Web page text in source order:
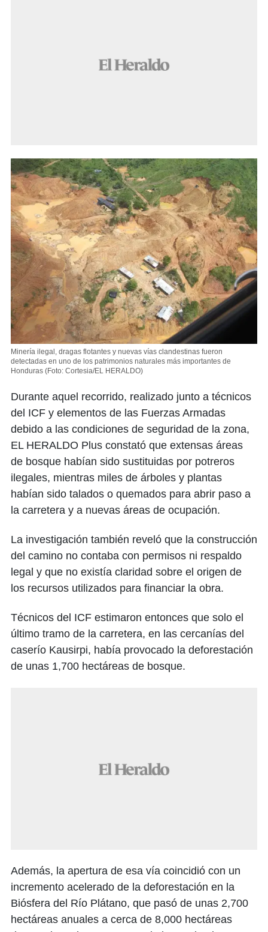
Minería ilegal, dragas flotantes y nuevas vías clandestinas fueron
detectadas en uno de los patrimonios naturales más importantes de
Honduras (Foto: Cortesia/EL HERALDO)
Durante aquel recorrido, realizado junto a técnicos
del ICF y elementos de las Fuerzas Armadas
debido a las condiciones de seguridad de la zona,
EL HERALDO Plus constató que extensas áreas
de bosque habían sido sustituidas por potreros
ilegales, mientras miles de árboles y plantas
habían sido talados o quemados para abrir paso a
la carretera y a nuevas áreas de ocupación.
La investigación también reveló que la construcción
del camino no contaba con permisos ni respaldo
legal y que no existía claridad sobre el origen de
los recursos utilizados para financiar la obra.
Técnicos del ICF estimaron entonces que solo el
último tramo de la carretera, en las cercanías del
caserío Kausirpi, había provocado la deforestación
de unas 1,700 hectáreas de bosque.
Además, la apertura de esa vía coincidió con un
incremento acelerado de la deforestación en la
Biósfera del Río Plátano, que pasó de unas 2,700
hectáreas anuales a cerca de 8,000 hectáreas